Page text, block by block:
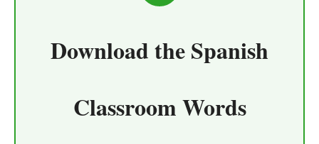
Download theSpanish
Classroom Words